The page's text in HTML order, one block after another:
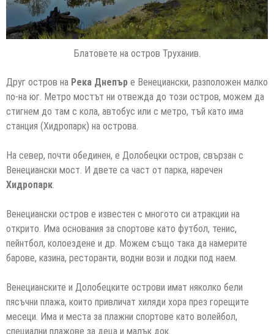
Блатовете на остров Труханив.
Друг остров на Река Днепър е Венециански, разположен малко
по-на юг. Метро мостът ни отвежда до този остров, можем да
стигнем до там с кола, автобус или с метро, тъй като има
станция (Хидропарк) на острова.
На север, почти обединен, е Долобецки остров, свързан с
Венециански мост. И двете са част от парка, наречен
Хидропарк.
Венециански остров е известен с многото си атракции на
открито. Има основания за спортове като футбол, тенис,
пейнтбол, колоездене и др. Можем също така да намерите
барове, казина, ресторанти, водни вози и лодки под наем.
Венецианските и Долобецките острови имат няколко бели
пясъчни плажа, които привличат хиляди хора през горещите
месеци. Има и места за плажни спортове като волейбол,
специални плажове за деца и малък док.